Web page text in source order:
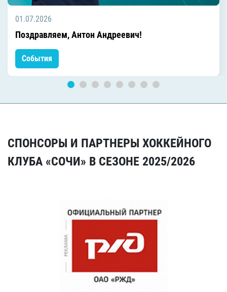
01.07.2026
Поздравляем, Антон Андреевич!
События
СПОНСОРЫ И ПАРТНЕРЫ ХОККЕЙНОГО
КЛУБА «СОЧИ» В СЕЗОНЕ 2025/2026